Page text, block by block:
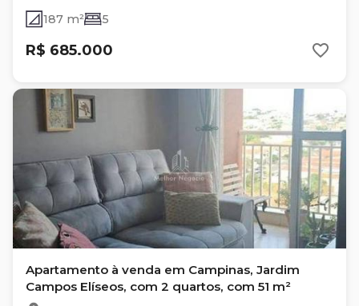
187 m² 5
R$ 685.000
Apartamento à venda em Campinas, Jardim
Campos Elíseos, com 2 quartos, com 51 m²